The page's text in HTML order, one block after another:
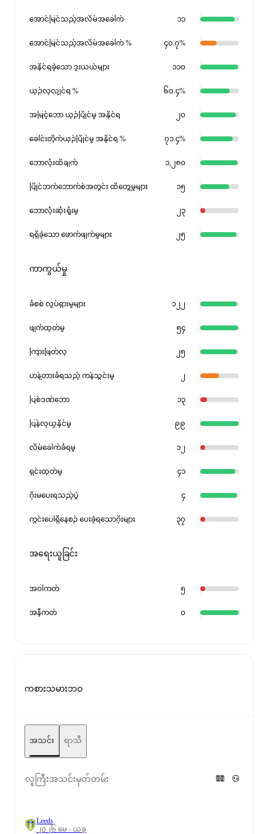
အောင်မြင်သည့်အလိမ်အခေါက် ၁၁
အောင်မြင်သည့်အလိမ်အခေါက် % ၄၀.၇%
အနိုင်ရခဲ့သော ဒူးယယ်များ ၁၁၀
ယှဉ်လုလျှင်ရ % ၆၀.၄%
အမြင့်ဘော ယှဉ်ပြိုင်မှု အနိုင်ရ ၂၀
ခေါင်းတိုက်ယှဉ်ပြိုင်မှု အနိုင်ရ % ၇၁.၄%
ဘောလုံးထိချက် ၁,၂၈၀
ပြိုင်ဘက်ဘောက်စ်အတွင်း ထိတွေ့မှုများ ၁၅
ဘောလုံးဆုံးရှုံးမှု ၂၃
ရရှိခဲ့သော ဖောက်ဖျက်မှုများ ၂၅
ကာကွယ်မှု
ခံစစ် လှုပ်ရှားမှုများ ၁၂၂
ဖျက်ထုတ်မှု ၅၄
ကြားဖြတ်လု ၂၅
ဟန့်တားခံရသည့် ကန်သွင်းမှု ၂
ပြစ်ဒဏ်ဘော ၁၃
ပြန်လုယူနိုင်မှု ၉၉
လိမ်ခေါက်ခံရမှု ၁၂
ရှင်းထုတ်မှု ၄၁
ဂိုးမပေးရသည့်ပွဲ ၄
ကွင်းပေါ်ရှိနေစဉ် ပေးခဲ့ရသောဂိုးများ ၃၇
အရေးယူခြင်း
အဝါကတ် ၅
အနီကတ် ၀
ကစားသမားဘဝ
အသင်း ရာသီ
လူကြီးအသင်းမှတ်တမ်း
Leeds
၂၀၂၆ မေ - ယခု